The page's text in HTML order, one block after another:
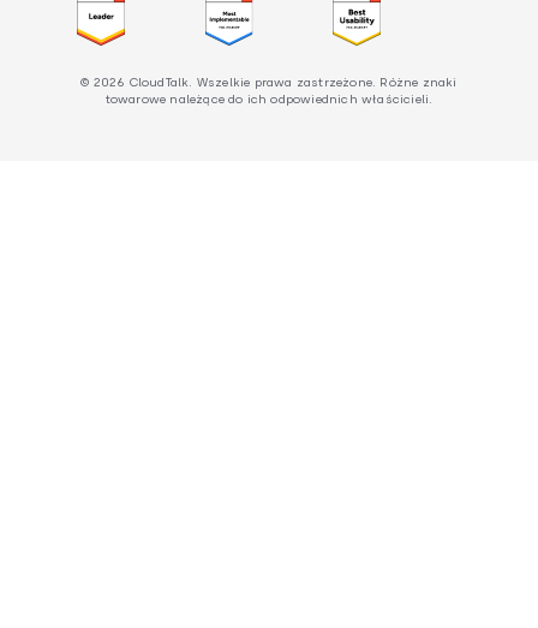
© 2026 CloudTalk. Wszelkie prawa zastrzeżone. Różne znaki
towarowe należące do ich odpowiednich właścicieli.